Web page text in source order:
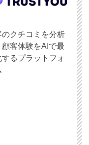
のクチコミを分析
顧客体験をAIで最
するプラットフォ